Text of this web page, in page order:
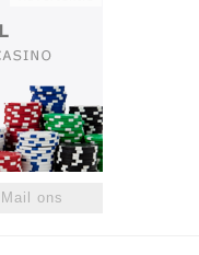
ons